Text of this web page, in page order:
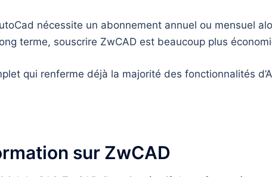
nécessite un abonnement annuel ou mensuel
terme, souscrire ZwCAD est beaucoup plus
qui renferme déjà la majorité des fonctionnalités
sur ZwCAD